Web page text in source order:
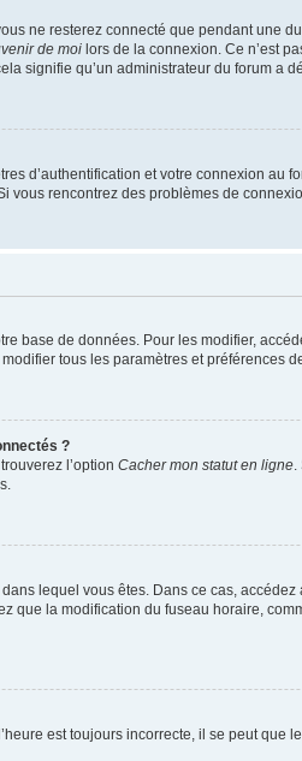
ne resterez connecté que pendant une
de moi lors de la connexion. Ce n’est
signifie qu’un administrateur du forum a
d’authentification et votre connexion
rencontrez des problèmes de
base de données. Pour les modifier,
tous les paramètres et préférences
?
l’option Cacher mon statut en ligne
lequel vous êtes. Dans ce cas, accédez
que la modification du fuseau horaire,
est toujours incorrecte, il se peut que